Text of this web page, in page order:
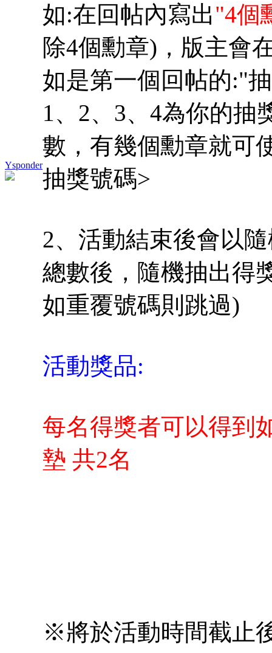
Ysponder
如:在回帖內寫出"4個
除4個勳章)，版主會
如是第一個回帖的:"
1、2、3、4為你的抽
數，有幾個勳章就可
抽獎號碼>
2、活動結束後會以
總數後，隨機抽出得
如重覆號碼則跳過)
活動獎品:
每名得獎者可以得到
墊 共2名
※將於活動時間截止